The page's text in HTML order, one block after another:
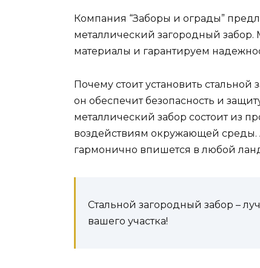
Компания “Заборы и ограды”
металлический загородный
материалы и гарантируем
Почему стоит установить
он обеспечит безопасность и
металлический забор состоит из
воздействиям окружающей среды.
гармонично впишется в любой
Стальной загородный забор –
вашего участка!